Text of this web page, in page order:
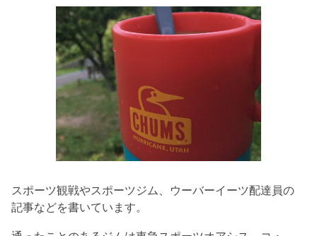
スポーツ観戦やスポーツジム、ウーバーイーツ配達員の
記事などを書いています。